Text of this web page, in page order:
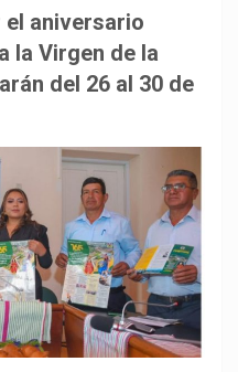
p
a
r
el aniversario
la Virgen de la
del 26 al 30 de